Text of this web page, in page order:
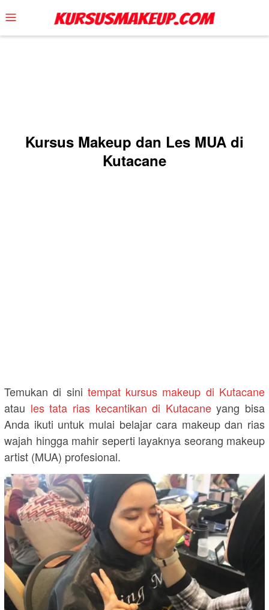
to
content
Mobile
Menu
Kursus Makeup dan Les MUA di
Kutacane
Temukan di sini tempat kursus makeup di Kutacane
atau les tata rias kecantikan di Kutacaneyang bisa
Anda ikuti untuk mulai belajar cara makeup dan rias
wajah hingga mahir seperti layaknya seorang makeup
artist (MUA) profesional.